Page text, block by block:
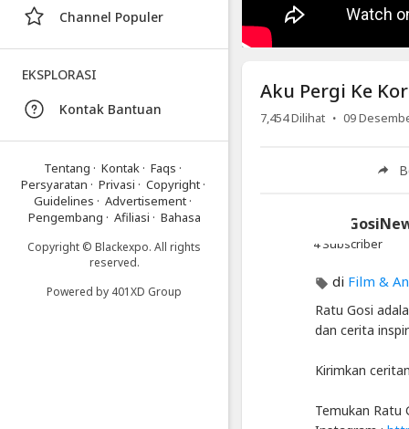
Agar
Menjadi
Cantik
Artikel
Terbaru
Blackexpo
Info
lanjut
Aku Pergi Ke
7,454Dilihat · 09
4 Subscriber
di Film &
Ratu Gosi
dan cerita
Kirimkan
Temukan Ratu
Channel Populer
EKSPLORASI
Kontak Bantuan
Tentang · Kontak · Faqs ·
Persyaratan · Privasi · Copyright·
Guidelines · Advertisement ·
Pengembang · Afiliasi · Bahasa
Copyright © Blackexpo. All rights
reserved.
Powered by 401XD Group